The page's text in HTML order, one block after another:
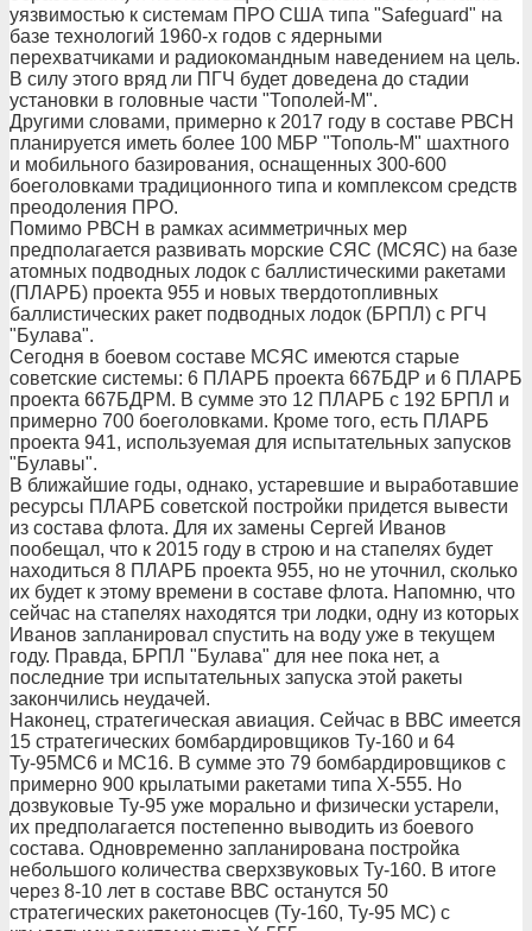
уязвимостью к системам ПРО США типа "Safeguard" на
базе технологий 1960-х годов с ядерными
перехватчиками и радиокомандным наведением на цель.
В силу этого вряд ли ПГЧ будет доведена до стадии
установки в головные части "Тополей-М".
Другими словами, примерно к 2017 году в составе РВСН
планируется иметь более 100 МБР "Тополь-М" шахтного
и мобильного базирования, оснащенных 300-600
боеголовками традиционного типа и комплексом средств
преодоления ПРО.
Помимо РВСН в рамках асимметричных мер
предполагается развивать морские СЯС (МСЯС) на базе
атомных подводных лодок с баллистическими ракетами
(ПЛАРБ) проекта 955 и новых твердотопливных
баллистических ракет подводных лодок (БРПЛ) с РГЧ
"Булава".
Сегодня в боевом составе МСЯС имеются старые
советские системы: 6 ПЛАРБ проекта 667БДР и 6 ПЛАРБ
проекта 667БДРМ. В сумме это 12 ПЛАРБ с 192 БРПЛ и
примерно 700 боеголовками. Кроме того, есть ПЛАРБ
проекта 941, используемая для испытательных запусков
"Булавы".
В ближайшие годы, однако, устаревшие и выработавшие
ресурсы ПЛАРБ советской постройки придется вывести
из состава флота. Для их замены Сергей Иванов
пообещал, что к 2015 году в строю и на стапелях будет
находиться 8 ПЛАРБ проекта 955, но не уточнил, сколько
их будет к этому времени в составе флота. Напомню, что
сейчас на стапелях находятся три лодки, одну из которых
Иванов запланировал спустить на воду уже в текущем
году. Правда, БРПЛ "Булава" для нее пока нет, а
последние три испытательных запуска этой ракеты
закончились неудачей.
Наконец, стратегическая авиация. Сейчас в ВВС имеется
15 стратегических бомбардировщиков Ту-160 и 64
Ту-95МС6 и МС16. В сумме это 79 бомбардировщиков с
примерно 900 крылатыми ракетами типа Х-555. Но
дозвуковые Ту-95 уже морально и физически устарели,
их предполагается постепенно выводить из боевого
состава. Одновременно запланирована постройка
небольшого количества сверхзвуковых Ту-160. В итоге
через 8-10 лет в составе ВВС останутся 50
стратегических ракетоносцев (Ту-160, Ту-95 МС) с